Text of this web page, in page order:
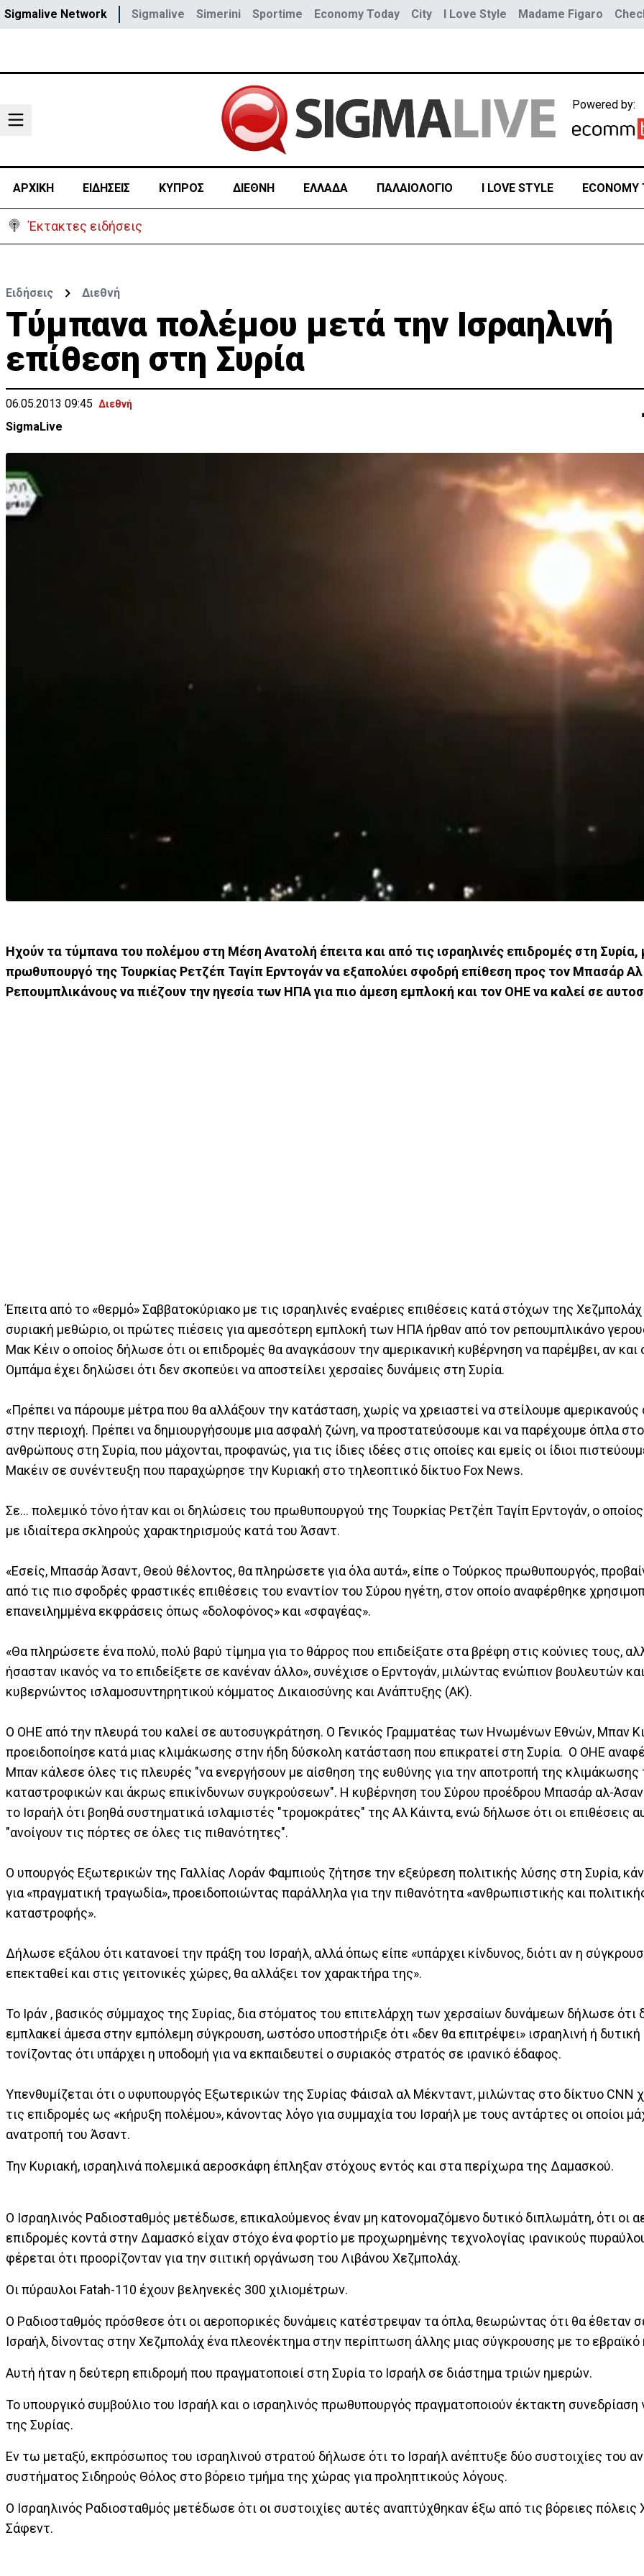
Sigmalive Network Sigmalive Simerini Sportime Economy Today City I Love Style Madame Figaro
Powered by:
ΑΡΧΙΚΗ ΕΙΔΗΣΕΙΣ ΚΥΠΡΟΣ ΔΙΕΘΝΗ ΕΛΛΑΔΑ ΠΑΛΑΙΟΛΟΓΙΟ I LOVE STYLE ECONOMY
Έκτακτες ειδήσεις
Ειδήσεις Διεθνή
Τύμπανα πολέμου μετά την Ισραηλινή
επίθεση στη Συρία
06.05.2013 09:45 Διεθνή
SigmaLive
Ηχούν τα τύμπανα του πολέμου στη Μέση Ανατολή έπειτα και από τις ισραηλινές επιδρομές στη Συρία,
πρωθυπουργό της Τουρκίας Ρετζέπ Ταγίπ Ερντογάν να εξαπολύει σφοδρή επίθεση προς τον Μπασάρ
Ρεπουμπλικάνους να πιέζουν την ηγεσία των ΗΠΑ για πιο άμεση εμπλοκή και τον ΟΗΕ να καλεί σε
Έπειτα από το «θερμό» Σαββατοκύριακο με τις ισραηλινές εναέριες επιθέσεις κατά στόχων της
συριακή μεθώριο, οι πρώτες πιέσεις για αμεσότερη εμπλοκή των ΗΠΑ ήρθαν από τον ρεπουμπλικάνο
Μακ Κέιν ο οποίος δήλωσε ότι οι επιδρομές θα αναγκάσουν την αμερικανική κυβέρνηση να παρέμβει, αν και
Ομπάμα έχει δηλώσει ότι δεν σκοπεύει να αποστείλει χερσαίες δυνάμεις στη Συρία.
«Πρέπει να πάρουμε μέτρα που θα αλλάξουν την κατάσταση, χωρίς να χρειαστεί να στείλουμε
στην περιοχή. Πρέπει να δημιουργήσουμε μια ασφαλή ζώνη, να προστατεύσουμε και να παρέχουμε όπλα
ανθρώπους στη Συρία, που μάχονται, προφανώς, για τις ίδιες ιδέες στις οποίες και εμείς οι ίδιοι
Μακέιν σε συνέντευξη που παραχώρησε την Κυριακή στο τηλεοπτικό δίκτυο Fox News.
Σε… πολεμικό τόνο ήταν και οι δηλώσεις του πρωθυπουργού της Τουρκίας Ρετζέπ Ταγίπ Ερντογάν, ο
με ιδιαίτερα σκληρούς χαρακτηρισμούς κατά του Άσαντ.
«Εσείς, Μπασάρ Άσαντ, Θεού θέλοντος, θα πληρώσετε για όλα αυτά», είπε ο Τούρκος πρωθυπουργός,
από τις πιο σφοδρές φραστικές επιθέσεις του εναντίον του Σύρου ηγέτη, στον οποίο αναφέρθηκε
επανειλημμένα εκφράσεις όπως «δολοφόνος» και «σφαγέας».
«Θα πληρώσετε ένα πολύ, πολύ βαρύ τίμημα για το θάρρος που επιδείξατε στα βρέφη στις κούνιες τους,
ήσασταν ικανός να το επιδείξετε σε κανέναν άλλο», συνέχισε ο Ερντογάν, μιλώντας ενώπιον βουλευτών
κυβερνώντος ισλαμοσυντηρητικού κόμματος Δικαιοσύνης και Ανάπτυξης (AK).
Ο ΟΗΕ από την πλευρά του καλεί σε αυτοσυγκράτηση. Ο Γενικός Γραμματέας των Ηνωμένων Εθνών, Μπαν
προειδοποίησε κατά μιας κλιμάκωσης στην ήδη δύσκολη κατάσταση που επικρατεί στη Συρία. Ο ΟΗΕ
Μπαν κάλεσε όλες τις πλευρές "να ενεργήσουν με αίσθηση της ευθύνης για την αποτροπή της
καταστροφικών και άκρως επικίνδυνων συγκρούσεων". Η κυβέρνηση του Σύρου προέδρου Μπασάρ αλ-
το Ισραήλ ότι βοηθά συστηματικά ισλαμιστές "τρομοκράτες" της Αλ Κάιντα, ενώ δήλωσε ότι οι επιθέσεις
"ανοίγουν τις πόρτες σε όλες τις πιθανότητες".
Ο υπουργός Εξωτερικών της Γαλλίας Λοράν Φαμπιούς ζήτησε την εξεύρεση πολιτικής λύσης στη Συρία,
για «πραγματική τραγωδία», προειδοποιώντας παράλληλα για την πιθανότητα «ανθρωπιστικής και
καταστροφής».
Δήλωσε εξάλου ότι κατανοεί την πράξη του Ισραήλ, αλλά όπως είπε «υπάρχει κίνδυνος, διότι αν η
επεκταθεί και στις γειτονικές χώρες, θα αλλάξει τον χαρακτήρα της».
Το Ιράν , βασικός σύμμαχος της Συρίας, δια στόματος του επιτελάρχη των χερσαίων δυνάμεων δήλωσε ότι
εμπλακεί άμεσα στην εμπόλεμη σύγκρουση, ωστόσο υποστήριξε ότι «δεν θα επιτρέψει» ισραηλινή ή
τονίζοντας ότι υπάρχει η υποδομή για να εκπαιδευτεί ο συριακός στρατός σε ιρανικό έδαφος.
Υπενθυμίζεται ότι ο υφυπουργός Εξωτερικών της Συρίας Φάισαλ αλ Μέκνταντ, μιλώντας στο δίκτυο CNN
τις επιδρομές ως «κήρυξη πολέμου», κάνοντας λόγο για συμμαχία του Ισραήλ με τους αντάρτες οι οποίοι
ανατροπή του Άσαντ.
Την Κυριακή, ισραηλινά πολεμικά αεροσκάφη έπληξαν στόχους εντός και στα περίχωρα της Δαμασκού.
Ο Ισραηλινός Ραδιοσταθμός μετέδωσε, επικαλούμενος έναν μη κατονομαζόμενο δυτικό διπλωμάτη, ότι οι
επιδρομές κοντά στην Δαμασκό είχαν στόχο ένα φορτίο με προχωρημένης τεχνολογίας ιρανικούς
φέρεται ότι προορίζονταν για την σιιτική οργάνωση του Λιβάνου Χεζμπολάχ.
Οι πύραυλοι Fatah-110 έχουν βεληνεκές 300 χιλιομέτρων.
Ο Ραδιοσταθμός πρόσθεσε ότι οι αεροπορικές δυνάμεις κατέστρεψαν τα όπλα, θεωρώντας ότι θα έθεταν
Ισραήλ, δίνοντας στην Χεζμπολάχ ένα πλεονέκτημα στην περίπτωση άλλης μιας σύγκρουσης με το εβραϊκό
Αυτή ήταν η δεύτερη επιδρομή που πραγματοποιεί στη Συρία το Ισραήλ σε διάστημα τριών ημερών.
Το υπουργικό συμβούλιο του Ισραήλ και ο ισραηλινός πρωθυπουργός πραγματοποιούν έκτακτη συνεδρίαση
της Συρίας.
Εν τω μεταξύ, εκπρόσωπος του ισραηλινού στρατού δήλωσε ότι το Ισραήλ ανέπτυξε δύο συστοιχίες του
συστήματος Σιδηρούς Θόλος στο βόρειο τμήμα της χώρας για προληπτικούς λόγους.
Ο Ισραηλινός Ραδιοσταθμός μετέδωσε ότι οι συστοιχίες αυτές αναπτύχθηκαν έξω από τις βόρειες πόλεις
Σάφεντ.